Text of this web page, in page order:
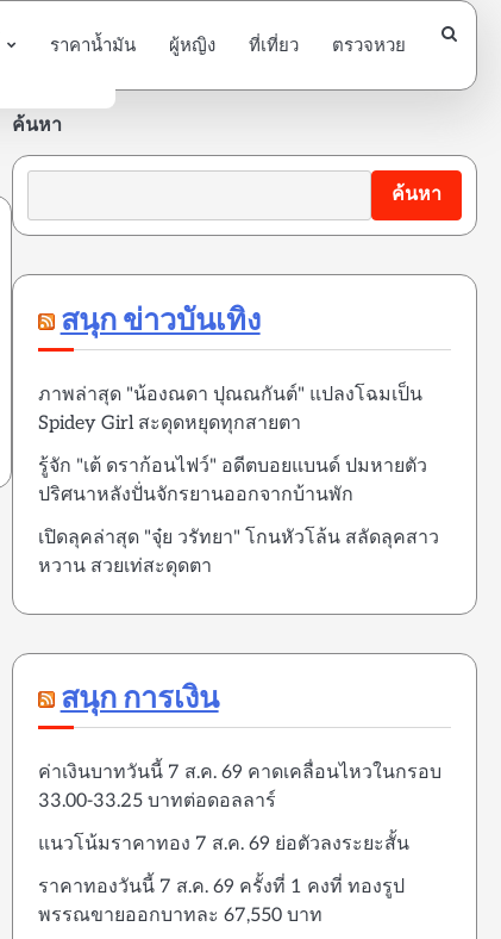
ราคาน้ำมัน ผู้หญิง ที่เที่ยว ตรวจหวย
ค้นหา
ค้นหา
สนุก ข่าวบันเทิง
ภาพล่าสุด "น้องณดา ปุณณกันต์" แปลงโฉมเป็น
Spidey Girl สะดุดหยุดทุกสายตา
รู้จัก "เต้ ดราก้อนไฟว์" อดีตบอยแบนด์ ปมหายตัว
ปริศนาหลังปั่นจักรยานออกจากบ้านพัก
เปิดลุคล่าสุด "จุ๋ย วรัทยา" โกนหัวโล้น สลัดลุคสาว
หวาน สวยเท่สะดุดตา
สนุก การเงิน
ค่าเงินบาทวันนี้ 7 ส.ค. 69 คาดเคลื่อนไหวในกรอบ
33.00-33.25 บาทต่อดอลลาร์
แนวโน้มราคาทอง 7 ส.ค. 69 ย่อตัวลงระยะสั้น
ราคาทองวันนี้ 7 ส.ค. 69 ครั้งที่ 1 คงที่ ทองรูป
พรรณขายออกบาทละ 67,550 บาท